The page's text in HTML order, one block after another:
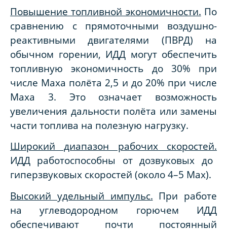
Повышение топливной экономичности. По
сравнению с прямоточными воздушно-
реактивными двигателями (ПВРД) на
обычном горении, ИДД могут обеспечить
топливную экономичность до 30% при
числе Маха полёта 2,5 и до 20% при числе
Маха 3. Это означает возможность
увеличения дальности полёта или замены
части топлива на полезную нагрузку.
Широкий диапазон рабочих скоростей.
ИДД работоспособны от дозвуковых до
гиперзвуковых скоростей (около 4–5 Мах).
Высокий удельный импульс. При работе
на углеводородном горючем ИДД
обеспечивают почти постоянный